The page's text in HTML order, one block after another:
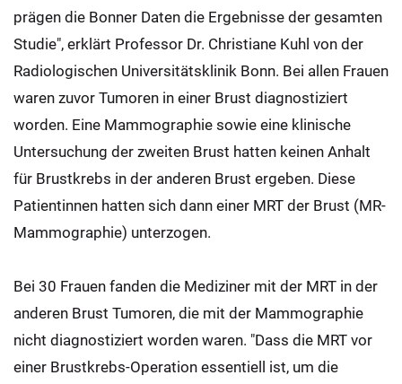
prägen die Bonner Daten die Ergebnisse der gesamten
Studie", erklärt Professor Dr. Christiane Kuhl von der
Radiologischen Universitätsklinik Bonn. Bei allen Frauen
waren zuvor Tumoren in einer Brust diagnostiziert
worden. Eine Mammographie sowie eine klinische
Untersuchung der zweiten Brust hatten keinen Anhalt
für Brustkrebs in der anderen Brust ergeben. Diese
Patientinnen hatten sich dann einer MRT der Brust (MR-
Mammographie) unterzogen.
Bei 30 Frauen fanden die Mediziner mit der MRT in der
anderen Brust Tumoren, die mit der Mammographie
nicht diagnostiziert worden waren. "Dass die MRT vor
einer Brustkrebs-Operation essentiell ist, um die